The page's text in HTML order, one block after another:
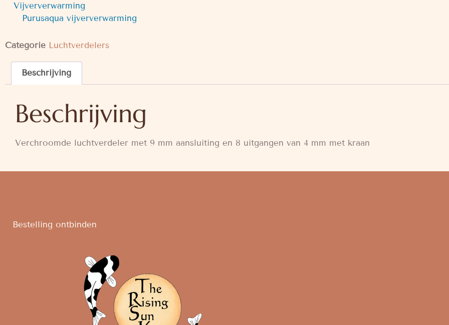
Vijververwarming
Purusaqua vijververwarming
Categorie Luchtverdelers
Beschrijving
Beschrijving
Verchroomde luchtverdeler met 9 mm aansluiting en 8 uitgangen van 4 mm met kraan
Bestelling ontbinden